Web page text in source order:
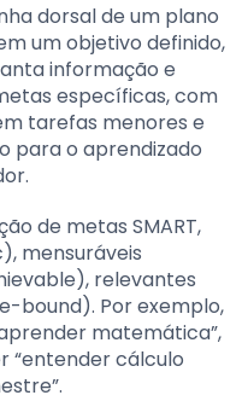
dorsal de um plano
um objetivo definido,
informação e
específicas, com
tarefas menores e
para o aprendizado
de metas SMART,
mensuráveis
relevantes
bound). Por exemplo,
matemática”,
“entender cálculo